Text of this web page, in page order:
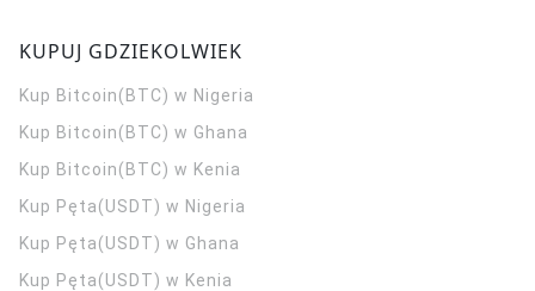
KUPUJ GDZIEKOLWIEK
Kup Bitcoin(BTC) w Nigeria
Kup Bitcoin(BTC) w Ghana
Kup Bitcoin(BTC) w Kenia
Kup Pęta(USDT) w Nigeria
Kup Pęta(USDT) w Ghana
Kup Pęta(USDT) w Kenia